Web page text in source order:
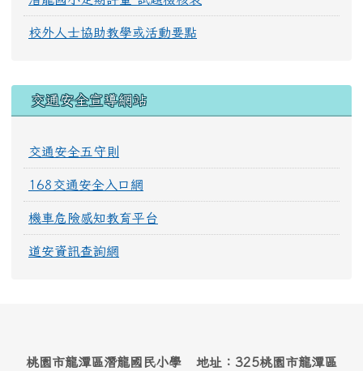
校外人士協助教學或活動要點
交通安全宣導網站
交通安全五守則
168交通安全入口網
機車危險感知教育平台
道安資訊查詢網
桃園市龍潭區潛龍國民小學 地址：325桃園市龍潭區